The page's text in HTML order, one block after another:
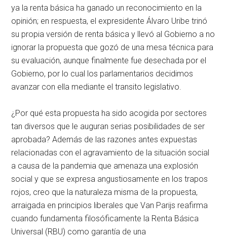
ya la renta básica ha ganado un reconocimiento en la
opinión; en respuesta, el expresidente Álvaro Uribe trinó
su propia versión de renta básica y llevó al Gobierno a no
ignorar la propuesta que gozó de una mesa técnica para
su evaluación, aunque finalmente fue desechada por el
Gobierno, por lo cual los parlamentarios decidimos
avanzar con ella mediante el transito legislativo.
¿Por qué esta propuesta ha sido acogida por sectores
tan diversos que le auguran serias posibilidades de ser
aprobada? Además de las razones antes expuestas
relacionadas con el agravamiento de la situación social
a causa de la pandemia que amenaza una explosión
social y que se expresa angustiosamente en los trapos
rojos, creo que la naturaleza misma de la propuesta,
arraigada en principios liberales que Van Parijs reafirma
cuando fundamenta filosóficamente la Renta Básica
Universal (RBU) como garantía de una